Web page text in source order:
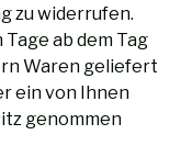
zu widerrufen.
ab dem Tag
Waren geliefert
ein von Ihnen
genommen